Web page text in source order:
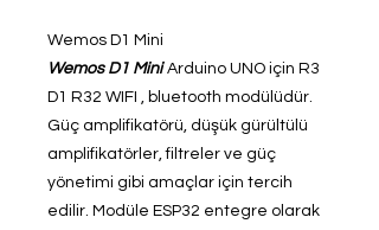
Wemos D1 Mini
Wemos D1 MiniArduino UNO için R3
D1 R32 WIFI , bluetooth modülüdür.
Güç amplifikatörü, düşük gürültülü
amplifikatörler, filtreler ve güç
yönetimi gibi amaçlar için tercih
edilir. Modüle ESP32 entegre olarak